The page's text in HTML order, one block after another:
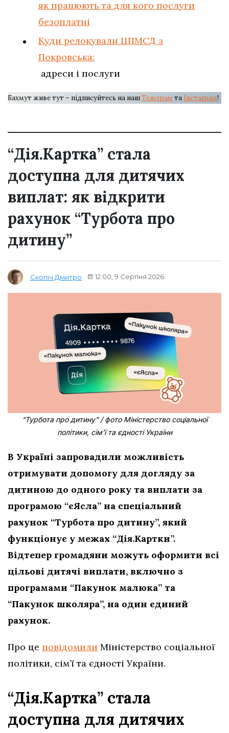
як працюють та для кого послуги
безоплатні
Куди релокували ЦПМСД з
Покровська:
адреси і послуги
Бахмут живе тут – підписуйтесь на нашТелеграм та Інстаграм!
“Дія.Картка” стала
доступна для дитячих
виплат: як відкрити
рахунок “Турбота про
дитину”
Скопіч Дмитро 12:00, 9 Серпня 2026
“Турбота про дитину” / фото Міністерство соціальної
політики, сім’ї та єдності України
В Україні запровадили можливість
отримувати допомогу для догляду за
дитиною до одного року та виплати за
програмою “єЯсла” на спеціальний
рахунок “Турбота про дитину”, який
функціонує у межах “Дія.Картки”.
Відтепер громадяни можуть оформити всі
цільові дитячі виплати, включно з
програмами “Пакунок малюка” та
“Пакунок школяра”, на один єдиний
рахунок.
Про це повідомили Міністерство соціальної
політики, сім’ї та єдності України.
“Дія.Картка” стала
доступна для дитячих